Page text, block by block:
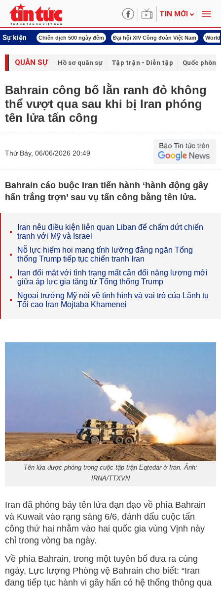
TIN MỚI
Sự kiện
Chiến dịch 500 ngày đêm Đại hội XIV Công đoàn Việt Nam World Cup 2026
QUÂN SỰ Hồ sơ quân sự Tập trận - Diễn tập Quốc phòng
Bahrain công bố lằn ranh đỏ không
thể vượt qua sau khi bị Iran phóng
tên lửa tấn công
Thứ Bảy, 06/06/2026 20:49
Bahrain cáo buộc Iran tiến hành ‘hành động gây
hấn trắng trợn’ sau vụ tấn công bằng tên lửa.
Iran nêu điều kiện liên quan Liban để chấm dứt chiến
tranh với Mỹ và Israel
Nỗ lực hiếm hoi mang tính lưỡng đảng ngăn Tổng
thống Trump tiếp tục chiến tranh Iran
Iran đối mặt với tình trạng mất cân đối năng lượng mới
giữa áp lực gia tăng từ Tổng thống Trump
Ngoại trưởng Mỹ nói về tình hình và vai trò của Lãnh tụ
Tối cao Iran Mojtaba Khamenei
Tên lửa được phóng trong cuộc tập trận Eqtedar ở Iran. Ảnh:
IRNA/TTXVN
Iran đã phóng bảy tên lửa đạn đạo về phía Bahrain
và Kuwait vào rạng sáng 6/6, đánh dấu cuộc tấn
công thứ hai nhằm vào hai quốc gia vùng Vịnh này
chỉ trong vòng ba ngày.
Về phía Bahrain, trong một tuyên bố đưa ra cùng
ngày, Lực lượng Phòng vệ Bahrain cho biết: “Iran
đang tiếp tục hành vi gây hấn có hệ thống thông qua